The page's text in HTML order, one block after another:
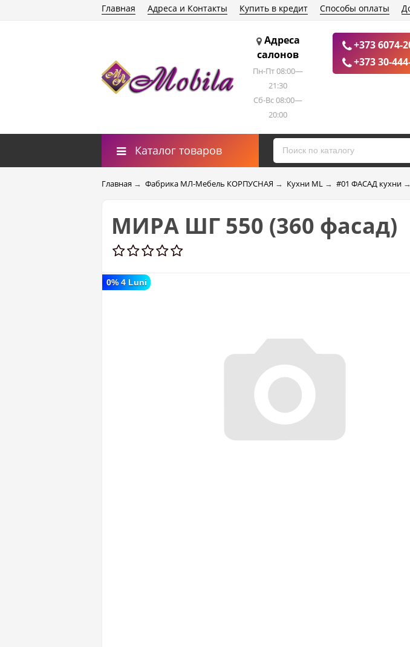
Главная Адреса и Контакты Купить в кредит Способы оплаты
Адреса
салонов
Пн-Пт 08:00—
21:30
Сб-Вс 08:00—
20:00
+373 6074-
+373 30-
Каталог товаров
Главная → Фабрика МЛ-Мебель КОРПУСНАЯ → Кухни ML → #01 ФАСАД кухни →
МИРА ШГ 550 (360 фасад)
0% 4 Luni